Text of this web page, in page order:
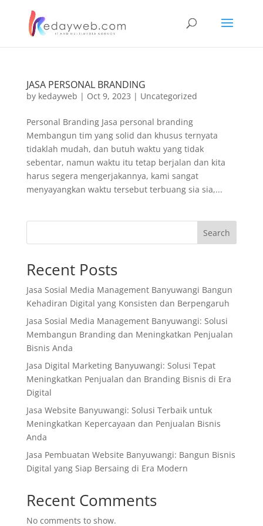
JASA PERSONAL BRANDING
by kedayweb | Oct 9, 2023 | Uncategorized
Personal Branding Jasa personal branding
Membangun tim yang solid dan khusus ternyata
tidaklah mudah, dan butuh waktu yang tidak
sebentar, namun waktu itu tetap berjalan dan kita
harus segera mengerjakannya, kami sangat
menyayangkan waktu tersebut terbuang sia sia,...
Search
Recent Posts
Jasa Sosial Media Management Banyuwangi Bangun
Kehadiran Digital yang Konsisten dan Berpengaruh
Jasa Sosial Media Management Banyuwangi: Solusi
Membangun Branding dan Meningkatkan Penjualan
Bisnis Anda
Jasa Digital Marketing Banyuwangi: Solusi Tepat
Meningkatkan Penjualan dan Branding Bisnis di Era
Digital
Jasa Website Banyuwangi: Solusi Terbaik untuk
Meningkatkan Kepercayaan dan Penjualan Bisnis
Anda
Jasa Pembuatan Website Banyuwangi: Bangun Bisnis
Digital yang Siap Bersaing di Era Modern
Recent Comments
No comments to show.